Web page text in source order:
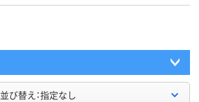
並び替え：指定なし